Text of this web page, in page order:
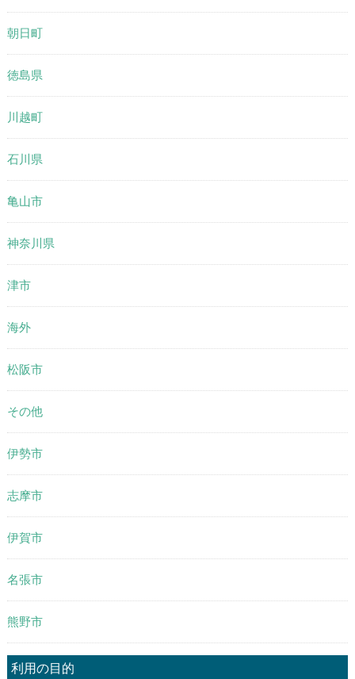
朝日町
徳島県
川越町
石川県
亀山市
神奈川県
津市
海外
松阪市
その他
伊勢市
志摩市
伊賀市
名張市
熊野市
利用の目的